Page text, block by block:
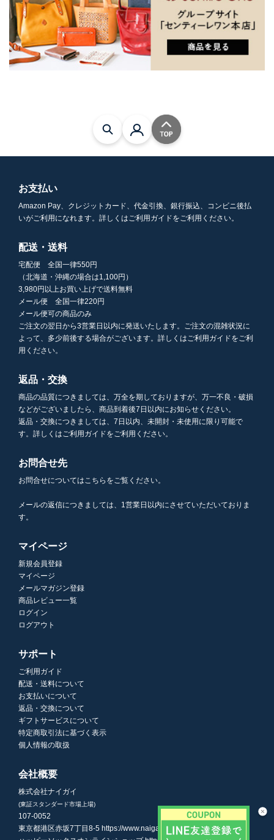
お支払い
Amazon Pay、クレジットカード、代金引換、銀行振込、コンビニ後払
いがご利用になれます。詳しくはご利用ガイドをご利用ください。
配送・送料
宅配便 全国一律550円
（北海道・沖縄の場合は1,100円）
3,980円以上お買い上げで送料無料
メール便 全国一律220円
メール便可の商品のみ
ご注文の翌日から3営業日以内に発送いたします。ご注文の混雑状況に
よって、多少前後する場合がございます。詳しくはご利用ガイドをご利
用ください。
返品・交換
商品の品質につきましては、万全を期しておりますが、万一不良・破損
などがございましたら、商品到着後7日以内にお知らせください。
返品・交換につきましては、7日以内、未開封・未使用に限り可能で
す。詳しくはご利用ガイドをご利用ください。
お問合せ先
お問合せについてはこちらをご覧ください。
メールの返信につきましては、1営業日以内にさせていただいておりま
す。
マイページ
新規会員登録
マイページ
メールマガジン登録
商品レビュー一覧
ログイン
ログアウト
サポート
ご利用ガイド
配送・送料について
お支払いについて
返品・交換について
ギフトサービスについて
特定商取引法に基づく表示
個人情報の取扱
会社概要
株式会社ナイガイ
(東証スタンダード市場上場)
107-0052
東京都港区赤坂7丁目8-5 https://www.naigai.co.jp/corp/